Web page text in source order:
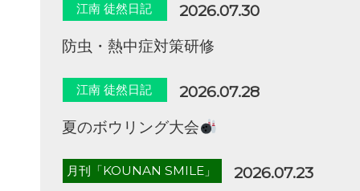
江南 徒然日記
2026.07.30
防虫・熱中症対策研修
江南 徒然日記
2026.07.28
夏のボウリング大会
月刊「KOUNAN SMILE」
2026.07.23